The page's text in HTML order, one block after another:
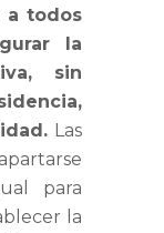
a todos
la
sin
Las
para
la